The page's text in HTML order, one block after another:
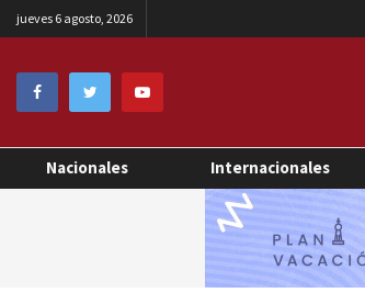
jueves 6 agosto, 2026
Nacionales Internacionales